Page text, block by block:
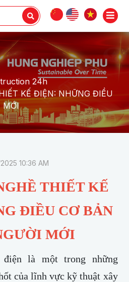
24h
KẾ ĐIỆN: NHỮNG ĐIỀU
MỚI
10:36 AM
THIẾT KẾ
ĐIỀU CƠ BẢN
MỚI
là một trong những
của lĩnh vực kỹ thuật xây